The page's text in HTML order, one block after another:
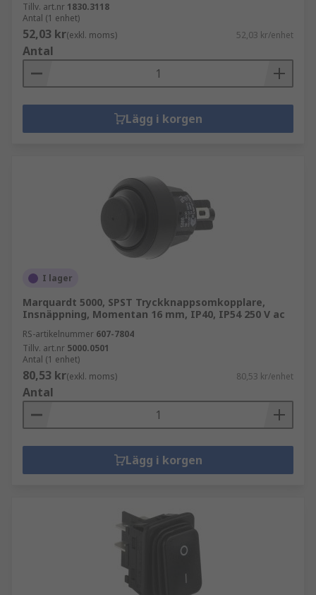
Tillv. art.nr 1830.3118
Antal (1 enhet)
52,03 kr(exkl. moms) 52,03 kr/enhet
Antal
Lägg i korgen
I lager
Marquardt 5000, SPST Tryckknappsomkopplare,
Insnäppning, Momentan 16 mm, IP40, IP54 250 V ac
RS-artikelnummer 607-7804
Tillv. art.nr 5000.0501
Antal (1 enhet)
80,53 kr(exkl. moms) 80,53 kr/enhet
Antal
Lägg i korgen